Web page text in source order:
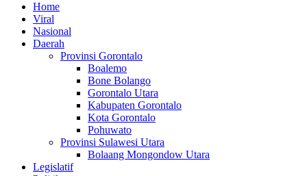
Home
Viral
Nasional
Daerah
Provinsi Gorontalo
Boalemo
Bone Bolango
Gorontalo Utara
Kabupaten Gorontalo
Kota Gorontalo
Pohuwato
Provinsi Sulawesi Utara
Bolaang Mongondow Utara
Legislatif